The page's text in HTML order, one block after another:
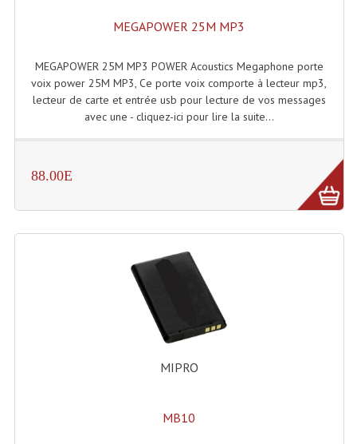
MEGAPOWER 25M MP3
MEGAPOWER 25M MP3 POWER Acoustics Megaphone porte
voix power 25M MP3, Ce porte voix comporte à lecteur mp3,
lecteur de carte et entrée usb pour lecture de vos messages
avec une - cliquez-ici pour lire la suite...
88.00E
MIPRO
MB10